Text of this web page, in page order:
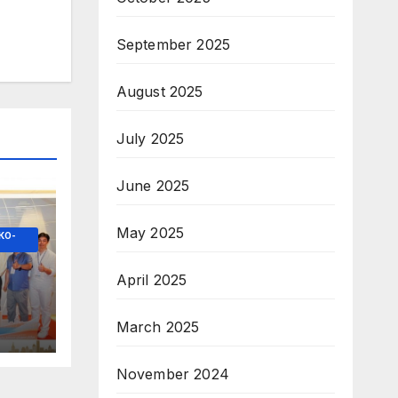
September 2025
August 2025
July 2025
June 2025
May 2025
April 2025
March 2025
November 2024